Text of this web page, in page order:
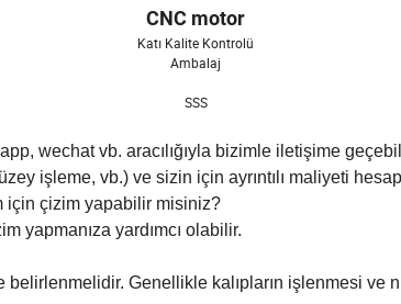
CNC motor
Katı Kalite Kontrolü
Ambalaj
SSS
wechat vb. aracılığıyla bizimle iletişime
işleme, vb.) ve sizin için ayrıntılı maliyeti
için çizim yapabilir misiniz?
yapmanıza yardımcı olabilir.
belirlenmelidir. Genellikle kalıpların işlenmesi ve